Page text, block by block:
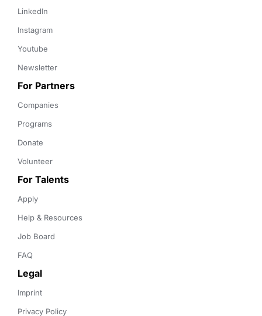
LinkedIn
Instagram
Youtube
Newsletter
For Partners
Companies
Programs
Donate
Volunteer
For Talents
Apply
Help & Resources
Job Board
FAQ
Legal
Imprint
Privacy Policy